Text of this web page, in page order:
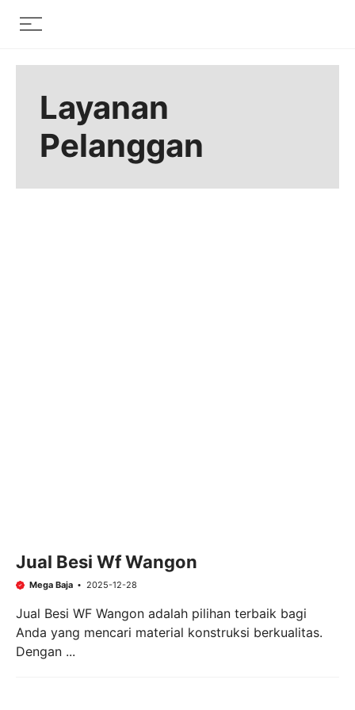
Menu
Layanan
Pelanggan
Jual Besi Wf Wangon
Mega Baja 2025-12-28
Jual Besi WF Wangon adalah pilihan terbaik bagi
Anda yang mencari material konstruksi berkualitas.
Dengan ...